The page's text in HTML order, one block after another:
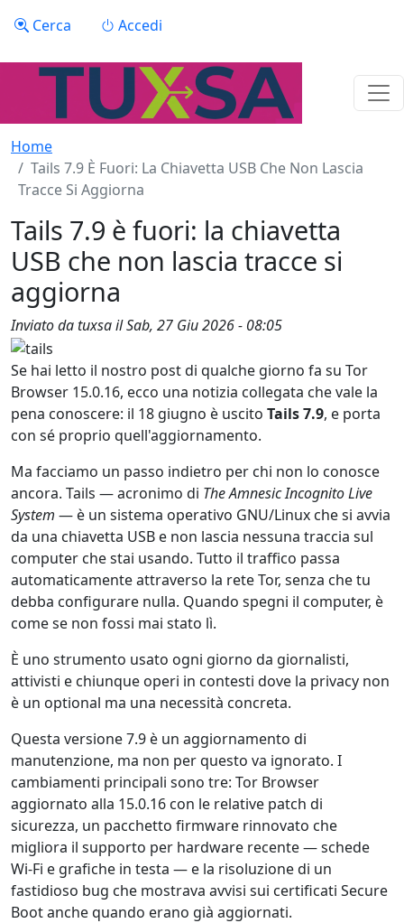
Menu profilo utente
Cerca Accedi
Home
Tails 7.9 È Fuori: La Chiavetta USB Che Non Lascia
Tracce Si Aggiorna
Tails 7.9 è fuori: la chiavetta
USB che non lascia tracce si
aggiorna
Inviato datuxsailSab, 27 Giu 2026 - 08:05
Se hai letto il nostro post di qualche giorno fa su Tor
Browser 15.0.16, ecco una notizia collegata che vale la
pena conoscere: il 18 giugno è uscito Tails 7.9, e porta
con sé proprio quell'aggiornamento.
Ma facciamo un passo indietro per chi non lo conosce
ancora. Tails — acronimo di The Amnesic Incognito Live
System — è un sistema operativo GNU/Linux che si avvia
da una chiavetta USB e non lascia nessuna traccia sul
computer che stai usando. Tutto il traffico passa
automaticamente attraverso la rete Tor, senza che tu
debba configurare nulla. Quando spegni il computer, è
come se non fossi mai stato lì.
È uno strumento usato ogni giorno da giornalisti,
attivisti e chiunque operi in contesti dove la privacy non
è un optional ma una necessità concreta.
Questa versione 7.9 è un aggiornamento di
manutenzione, ma non per questo va ignorato. I
cambiamenti principali sono tre: Tor Browser
aggiornato alla 15.0.16 con le relative patch di
sicurezza, un pacchetto firmware rinnovato che
migliora il supporto per hardware recente — schede
Wi-Fi e grafiche in testa — e la risoluzione di un
fastidioso bug che mostrava avvisi sui certificati Secure
Boot anche quando erano già aggiornati.